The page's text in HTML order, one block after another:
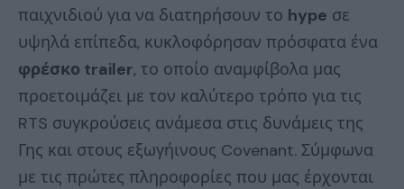
παιχνιδιού για να διατηρήσουν το hype σε
υψηλά επίπεδα, κυκλοφόρησαν πρόσφατα ένα
φρέσκο trailer, το οποίο αναμφίβολα μας
προετοιμάζει με τον καλύτερο τρόπο για τις
RTS συγκρούσεις ανάμεσα στις δυνάμεις της
Γης και στους εξωγήινους Covenant. Σύμφωνα
με τις πρώτες πληροφορίες που μας έρχονται